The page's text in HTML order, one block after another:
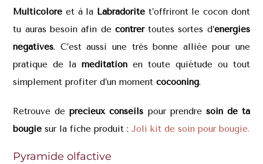
Multicolore et à la Labradorite t’offriront le cocon dont
tu auras besoin afin de contrertoutes sortes d’énergies
négatives. C’est aussi une très bonne alliée pour une
pratique de laméditation en toute quiétude ou tout
simplement profiter d’un momentcocooning.
Retrouve deprécieux conseils pour prendre soin de ta
bougie sur la fiche produit :Joli kit de soin pour bougie.
Pyramide olfactive